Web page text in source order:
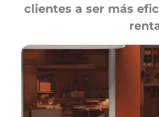
clientes a ser más